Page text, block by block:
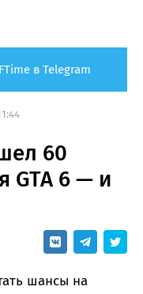
в Telegram
60
GTA 6 — и
шансы на